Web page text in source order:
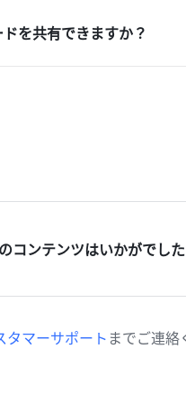
を共有できますか？
コンテンツはいかがでし
タマーサポート までご連絡